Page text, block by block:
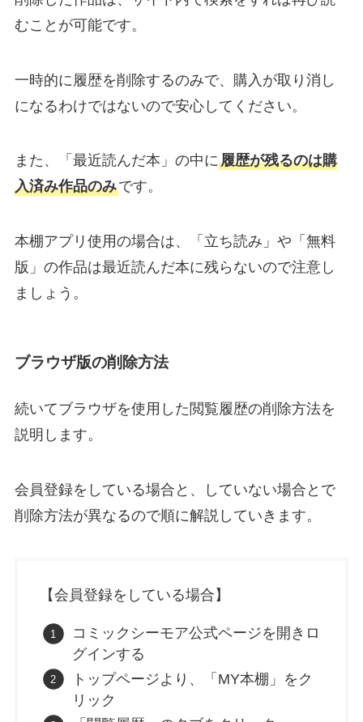
むことが可能です。
一時的に履歴を削除するのみで、購入が取り消し
になるわけではないので安心してください。
また、「最近読んだ本」の中に履歴が残るのは購
入済み作品のみです。
本棚アプリ使用の場合は、「立ち読み」や「無料
版」の作品は最近読んだ本に残らないので注意し
ましょう。
ブラウザ版の削除方法
続いてブラウザを使用した閲覧履歴の削除方法を
説明します。
会員登録をしている場合と、していない場合とで
削除方法が異なるので順に解説していきます。
【会員登録をしている場合】
コミックシーモア公式ページを開きロ
グインする
トップページより、「MY本棚」をク
リック